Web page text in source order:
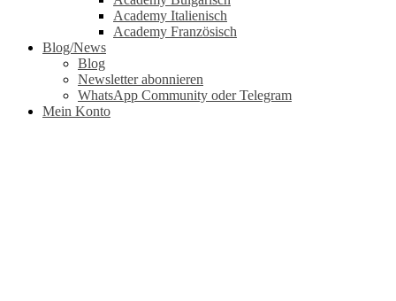
Academy Italienisch
Academy Französisch
Blog/News
Blog
Newsletter abonnieren
WhatsApp Community oder Telegram
Mein Konto